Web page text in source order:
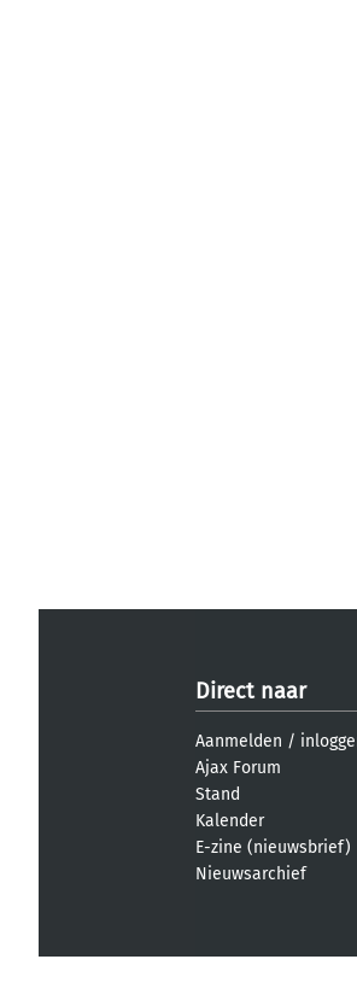
Direct naar
Aanmelden /
Ajax Forum
Stand
Kalender
E-zine (nieuwsbrief)
Nieuwsarchief